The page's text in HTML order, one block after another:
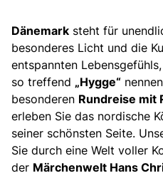
Start
Tagesreisen
Mehrtagesreisen
Bus anmieten
Linienverkehr
Service
Kontakt
Dänemark steht für
besonderes Licht und die
entspannten
so treffend „Hygge“
besonderen Rundreise mit
erleben Sie das nordische
seiner schönsten Seite.
Sie durch eine Welt voller
der Märchenwelt Hans